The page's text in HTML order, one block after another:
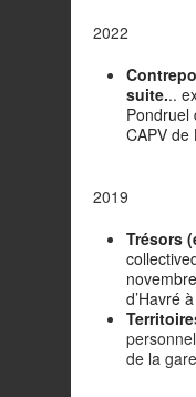
2022
suite...
Pondruel
CAPV de
2019
Trésors
collective
novembre
d’Havré
de la